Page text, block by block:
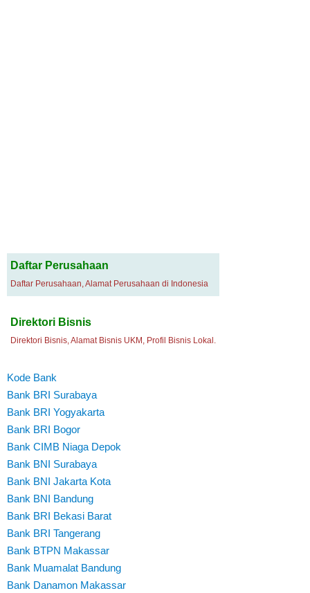
Daftar Perusahaan
Daftar Perusahaan, Alamat Perusahaan di Indonesia
Direktori Bisnis
Direktori Bisnis, Alamat Bisnis UKM, Profil Bisnis Lokal.
Kode Bank
Bank BRI Surabaya
Bank BRI Yogyakarta
Bank BRI Bogor
Bank CIMB Niaga Depok
Bank BNI Surabaya
Bank BNI Jakarta Kota
Bank BNI Bandung
Bank BRI Bekasi Barat
Bank BRI Tangerang
Bank BTPN Makassar
Bank Muamalat Bandung
Bank Danamon Makassar